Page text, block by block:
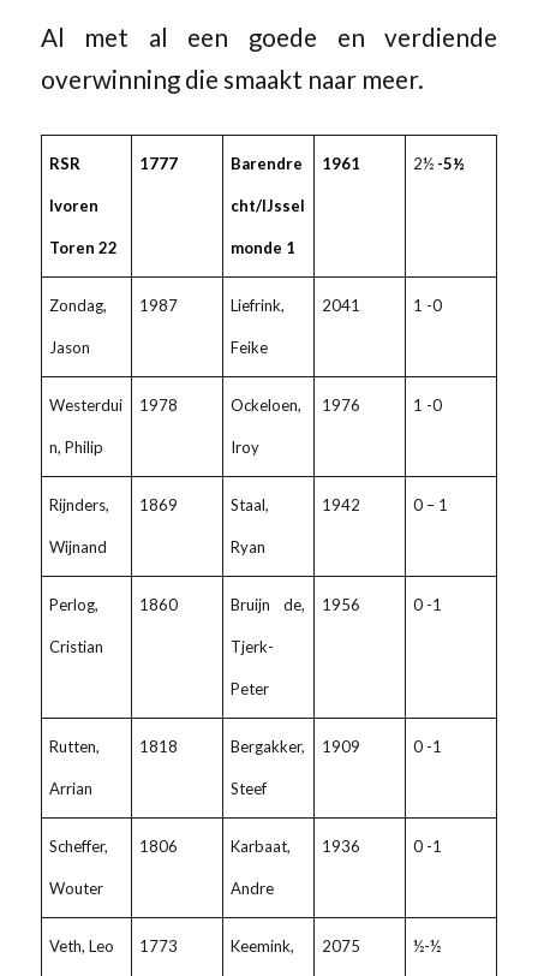
Al met al een goede en verdiende
overwinning die smaakt naar meer.
RSR
Ivoren
Toren 22
1777 Barendre
cht/IJssel
monde 1
1961 2½ -5½
Zondag,
Jason
1987 Liefrink,
Feike
2041 1 -0
Westerdui
n, Philip
1978 Ockeloen,
Iroy
1976 1 -0
Rijnders,
Wijnand
1869 Staal,
Ryan
1942 0 – 1
Perlog,
Cristian
1860 Bruijn de,
Tjerk-
Peter
1956 0 -1
Rutten,
Arrian
1818 Bergakker,
Steef
1909 0 -1
Scheffer,
Wouter
1806 Karbaat,
Andre
1936 0 -1
Veth, Leo 1773 Keemink, 2075 ½-½